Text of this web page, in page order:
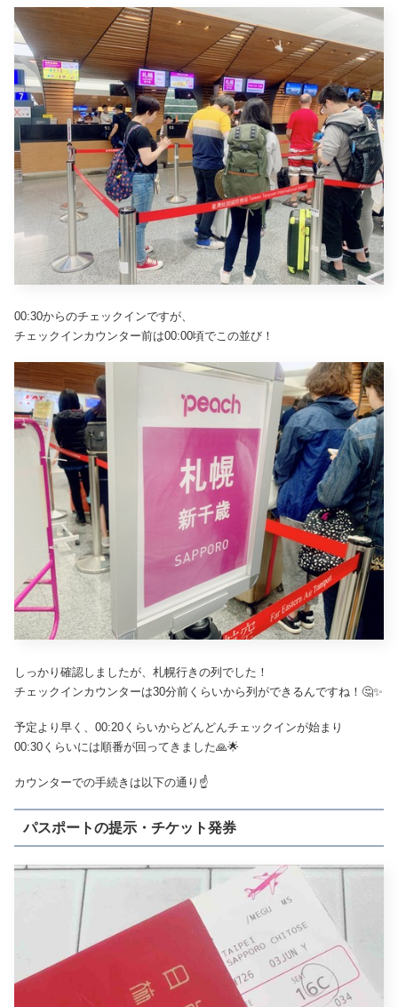
00:30からのチェックインですが、
チェックインカウンター前は00:00頃でこの並び！
しっかり確認しましたが、札幌行きの列でした！
チェックインカウンターは30分前くらいから列ができるんですね！🤔✨
予定より早く、00:20くらいからどんどんチェックインが始まり
00:30くらいには順番が回ってきました🙏🌟
カウンターでの手続きは以下の通り☝️
パスポートの提示・チケット発券